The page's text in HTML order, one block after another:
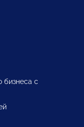
бизнеса с